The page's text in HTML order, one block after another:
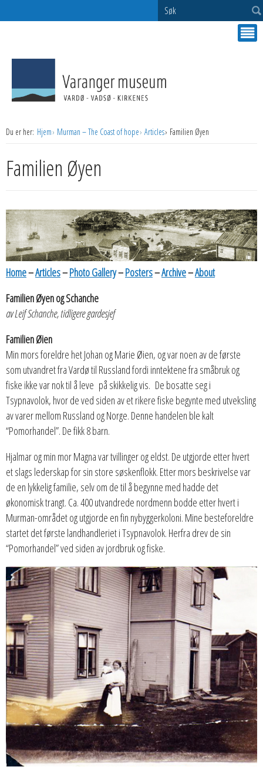
Søk
Du er her: Hjem Murman – The Coast of hope Articles Familien Øyen
Familien Øyen
Home–Articles–Photo Gallery–Posters–Archive–About
Familien Øyen og Schanche
av Leif Schanche, tidligere gardesjef
Familien Øien
Min mors foreldre het Johan og Marie Øien, og var noen av de første
som utvandret fra Vardø til Russland fordi inntektene fra småbruk og
fiske ikke var nok til å leve på skikkelig vis. De bosatte seg i
Tsypnavolok, hvor de ved siden av et rikere fiske begynte med utveksling
av varer mellom Russland og Norge. Denne handelen ble kalt
“Pomorhandel”. De fikk 8 barn.
Hjalmar og min mor Magna var tvillinger og eldst. De utgjorde etter hvert
et slags lederskap for sin store søskenflokk. Etter mors beskrivelse var
de en lykkelig familie, selv om de til å begynne med hadde det
økonomisk trangt. Ca. 400 utvandrede nordmenn bodde etter hvert i
Murman-området og utgjorde en fin nybyggerkoloni. Mine besteforeldre
startet det første landhandleriet i Tsypnavolok. Herfra drev de sin
“Pomorhandel” ved siden av jordbruk og fiske.